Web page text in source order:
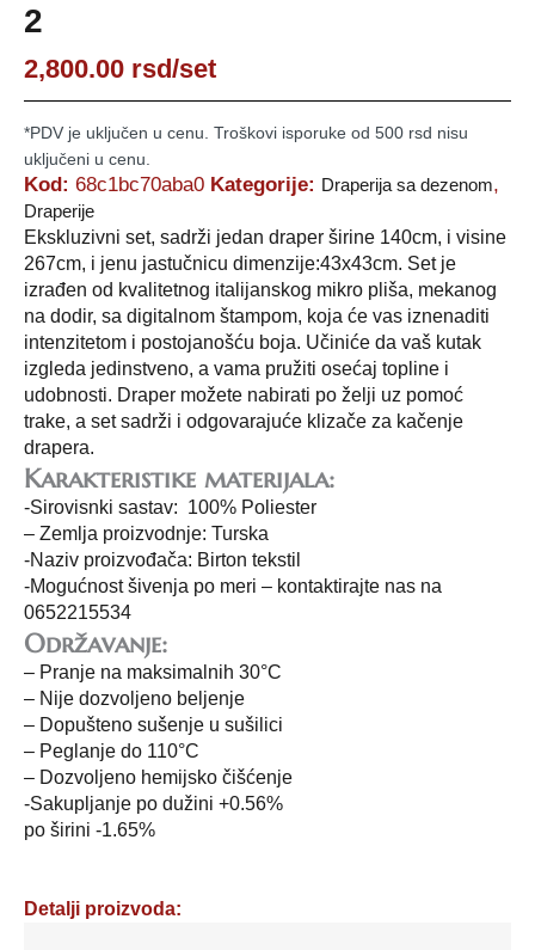
2
2,800.00 rsd/set
*PDV je uključen u cenu. Troškovi isporuke od 500 rsd nisu
uključeni u cenu.
Kod: 68c1bc70aba0 Kategorije: Draperija sa dezenom,
Draperije
Ekskluzivni set, sadrži jedan draper širine 140cm, i visine
267cm, i jenu jastučnicu dimenzije:43x43cm. Set je
izrađen od kvalitetnog italijanskog mikro pliša, mekanog
na dodir, sa digitalnom štampom, koja će vas iznenaditi
intenzitetom i postojanošću boja. Učiniće da vaš kutak
izgleda jedinstveno, a vama pružiti osećaj topline i
udobnosti. Draper možete nabirati po želji uz pomoć
trake, a set sadrži i odgovarajuće klizače za kačenje
drapera.
Karakteristike materijala:
-Sirovisnki sastav: 100% Poliester
– Zemlja proizvodnje: Turska
-Naziv proizvođača: Birton tekstil
-Mogućnost šivenja po meri – kontaktirajte nas na
0652215534
Održavanje:
– Pranje na maksimalnih 30°C
– Nije dozvoljeno beljenje
– Dopušteno sušenje u sušilici
– Peglanje do 110°C
– Dozvoljeno hemijsko čišćenje
-Sakupljanje po dužini +0.56%
po širini -1.65%
Detalji proizvoda: